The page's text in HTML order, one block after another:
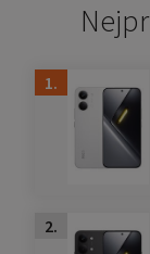
1.
2.